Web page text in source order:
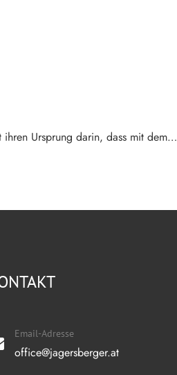
Ursprung darin, dass mit dem…
Email-Adresse
office@jagersberger.at